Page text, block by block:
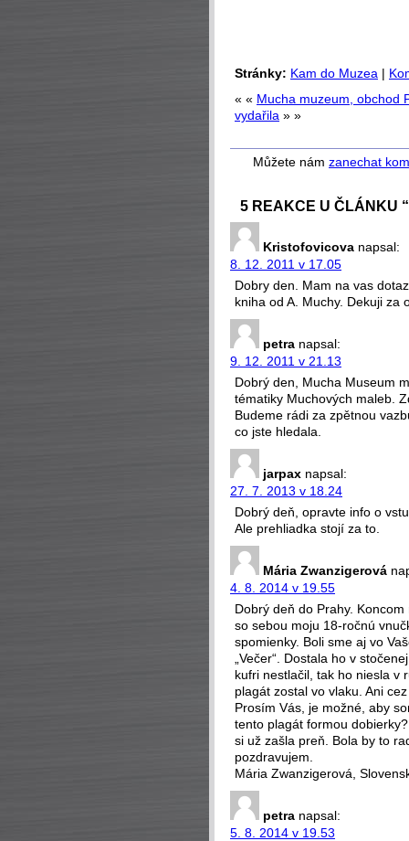
Stránky: Kam do Muzea |
« « Mucha muzeum, obchod
vydařila » »
Můžete nám zanechat
5 REAKCE U ČLÁNKU
Kristofovicova napsal:
8. 12. 2011 v 17.05
Dobry den. Mam na vas
kniha od A. Muchy. Dekuji za
petra napsal:
9. 12. 2011 v 21.13
Dobrý den, Mucha Museum
tématiky Muchových maleb.
Budeme rádi za zpětnou
co jste hledala.
jarpax napsal:
27. 7. 2013 v 18.24
Dobrý deň, opravte info o
Ale prehliadka stojí za to.
Mária Zwanzigerová
4. 8. 2014 v 19.55
Dobrý deň do Prahy.
so sebou moju 18-ročnú
spomienky. Boli sme aj vo
„Večer“. Dostala ho v
kufri nestlačil, tak ho niesla v
plagát zostal vo vlaku. Ani
Prosím Vás, je možné, aby
tento plagát formou
si už zašla preň. Bola by to
pozdravujem.
Mária Zwanzigerová,
petra napsal:
5. 8. 2014 v 19.53